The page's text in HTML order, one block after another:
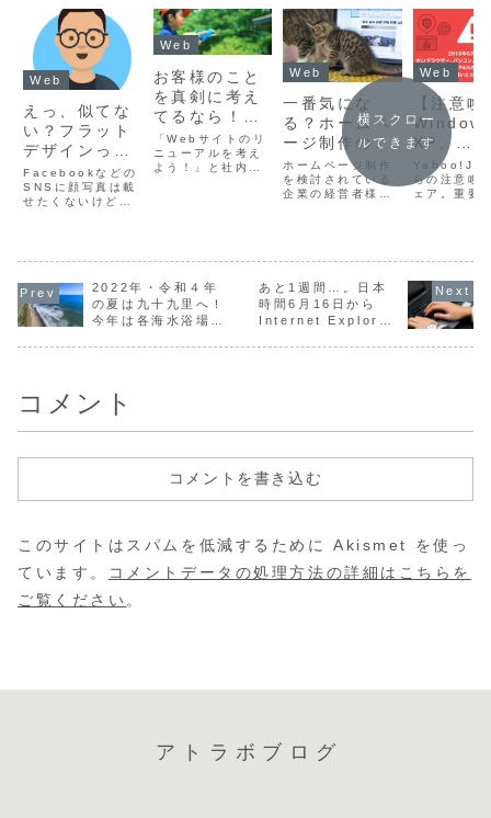
Web
えっ、似てな
い？フラット
デザインっぽ
いアバターが
作れる
「avataaars
Facebookなどの
SNSに顔写真は載
せたくないけど、
アカウントにはど
こかで作ったアバ
ター載せてますけ
ど、そろそろ飽き
Web
お客様のこと
を真剣に考え
てるなら！ユ
ーザビリティ
の観点からサ
イトをリニュ
「Webサイトのリ
ニューアルを考え
よう！」と社内で
言します。大事な
のはデザインをチ
ョコチョコ返るよ
りもユーザビリテ
Web
一番気にな
る？ホームペ
ージ制作の料
金って何にか
かる費用な
の？をまとめ
ホームページ制作
を検討されている
企業の経営者様や
くらかかるんだろ
う？」という費用
について、ではな
いでしょうか？商
品を扱う企業様に
のないもの」とま
Web
【注意
XP、
Vistaだ
以降
ービスが
できなく
る！？
らの注意喚
ェア。重要
んを防ぐ技
年々向上し
す。逆に以
うに危険性
通信は、ユ
につながる
横スクロー
ルできます
2022年・令和４年
の夏は九十九里へ！
今年は各海水浴場開
あと1週間…。日本
時間6月16日から
Internet Explorer
コメント
コメントを書き込む
このサイトはスパムを低減するために Akismet を使っ
ています。
コメントデータの処理方法の詳細はこちらを
ご覧ください 。
アトラボブログ